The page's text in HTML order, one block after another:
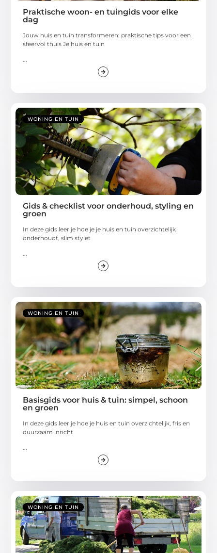
Praktische woon- en tuingids voor elke
dag
Jouw huis en tuin transformeren: praktische tips voor een
sfeervol thuis Je huis en tuin
...
WONING EN TUIN
Gids & checklist voor onderhoud, styling en
groen
In deze gids leer je hoe je je huis en tuin overzichtelijk
onderhoudt, slim stylet
...
WONING EN TUIN
Basisgids voor huis & tuin: simpel, schoon
en groen
In deze gids leer je hoe je huis en tuin overzichtelijk, fris en
duurzaam inricht
...
WONING EN TUIN